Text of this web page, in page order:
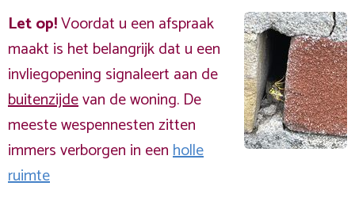
Let op!Voordat u een afspraak
maakt is het belangrijk dat u een
invliegopening signaleert aan de
buitenzijdevan de woning. De
meeste wespennesten zitten
immers verborgen in eenholle
ruimte